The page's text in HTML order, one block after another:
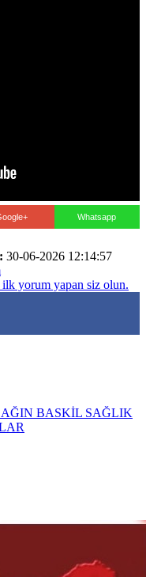
Whatsapp
30-06-2026 12:14:57
yorum yapan siz olun.
AĞIN BASKİL SAĞLIK